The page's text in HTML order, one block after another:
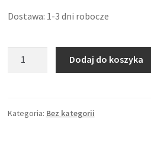
Dostawa: 1-3 dni robocze
AURORA
Dodaj do koszyka
Kategoria: Bez kategorii